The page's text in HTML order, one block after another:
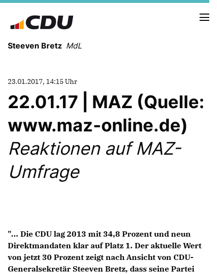
Steeven Bretz MdL
VITA
WAHLKREISBESUCHE
PRESSEFOTOS
MEIN BÜRGERBÜRO
Kleine Anfragen
CDU Deutschland
23.01.2017, 14:15 Uhr
22.01.17 | MAZ (Quelle:
www.maz-online.de)
Reaktionen auf MAZ-
Umfrage
"... Die CDU lag 2013 mit 34,8 Prozent und neun
Direktmandaten klar auf Platz 1. Der aktuelle Wert
von jetzt 30 Prozent zeigt nach Ansicht von CDU-
Generalsekretär Steeven Bretz, dass seine Partei